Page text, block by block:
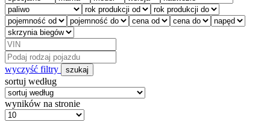
wyczyść filtry szukaj
sortuj według
wyników na stronie